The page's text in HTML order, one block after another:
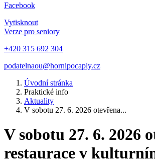
Facebook
Vytisknout
Verze pro seniory
+420 315 692 304
podatelnaou@hornipocaply.cz
Úvodní stránka
Praktické info
Aktuality
V sobotu 27. 6. 2026 otevřena...
V sobotu 27. 6. 2026
restaurace v